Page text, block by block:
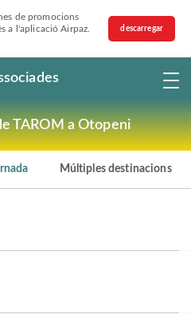
de promocions
a l'aplicació Airpaz.
descarregar
TAROM a Otopeni
Múltiples destinacions